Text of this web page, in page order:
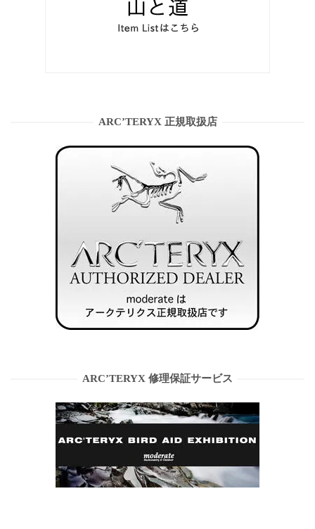
ARC’TERYX 正規取扱店
ARC’TERYX 修理保証サービス